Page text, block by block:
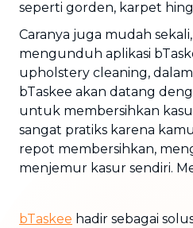
seperti gorden, karpet
Caranya juga mudah
mengunduh aplikasi
upholstery cleaning,
bTaskee akan datang
untuk membersihkan
sangat pratiks karena
repot membersihkan,
menjemur kasur sendiri.
bTaskee hadir sebagai